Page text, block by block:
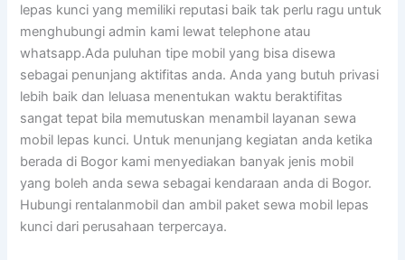
lepas kunci yang memiliki reputasi baik tak perlu ragu untuk
menghubungi admin kami lewat telephone atau
whatsapp.Ada puluhan tipe mobil yang bisa disewa
sebagai penunjang aktifitas anda. Anda yang butuh privasi
lebih baik dan leluasa menentukan waktu beraktifitas
sangat tepat bila memutuskan menambil layanan sewa
mobil lepas kunci. Untuk menunjang kegiatan anda ketika
berada di Bogor kami menyediakan banyak jenis mobil
yang boleh anda sewa sebagai kendaraan anda di Bogor.
Hubungi rentalanmobil dan ambil paket sewa mobil lepas
kunci dari perusahaan terpercaya.